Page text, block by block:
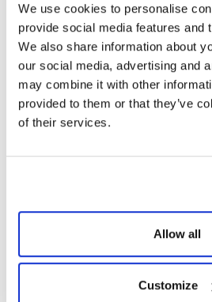
We use cookies to personalise
provide social media features and
We also share information about
our social media, advertising and
may combine it with other
provided to them or that they’ve
of their services.
Allow all
Customize
Garanti Dokümanları
Kullanım Kılavuzları
TommaTech 1.0-